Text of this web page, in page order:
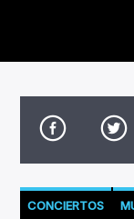
CONCIERTOS